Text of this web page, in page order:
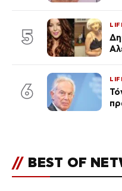
5
6
// BEST OF